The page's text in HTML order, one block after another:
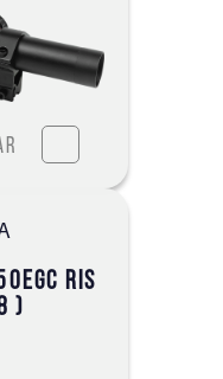
RIS
)